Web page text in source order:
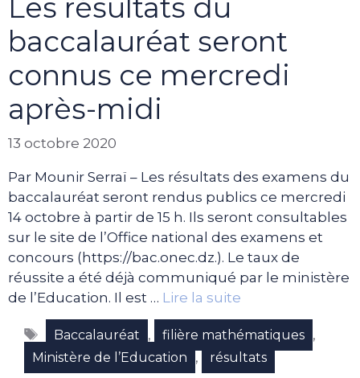
Les résultats du
baccalauréat seront
connus ce mercredi
après-midi
13 octobre 2020
Par Mounir Serraï – Les résultats des examens du
baccalauréat seront rendus publics ce mercredi
14 octobre à partir de 15 h. Ils seront consultables
sur le site de l’Office national des examens et
concours (https://bac.onec.dz.). Le taux de
réussite a été déjà communiqué par le ministère
de l’Education. Il est … Lire la suite
Étiquettes
Baccalauréat , filière mathématiques ,
Ministère de l’Education , résultats